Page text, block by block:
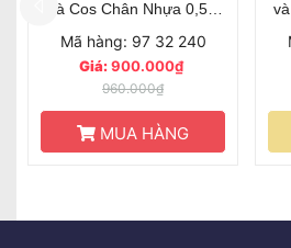
Ngàm với 5 Ngàm Cos
Mã hàng: 97 33 02
Giá:8.850.000₫
MUA HÀNG